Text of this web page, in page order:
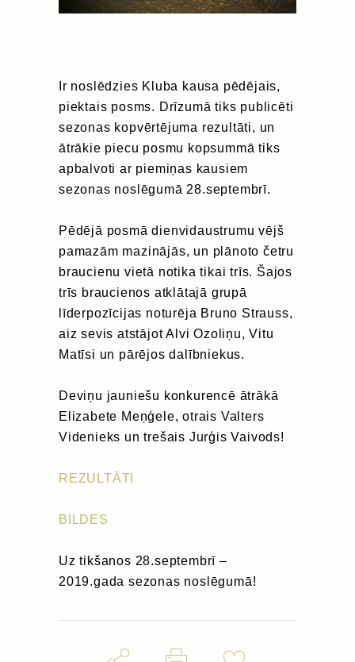
Ir noslēdzies Kluba kausa pēdējais,
piektais posms. Drīzumā tiks publicēti
sezonas kopvērtējuma rezultāti, un
ātrākie piecu posmu kopsummā tiks
apbalvoti ar piemiņas kausiem
sezonas noslēgumā 28.septembrī.
Pēdējā posmā dienvidaustrumu vējš
pamazām mazinājās, un plānoto četru
braucienu vietā notika tikai trīs. Šajos
trīs braucienos atklātajā grupā
līderpozīcijas noturēja Bruno Strauss,
aiz sevis atstājot Alvi Ozoliņu, Vitu
Matīsi un pārējos dalībniekus.
Deviņu jauniešu konkurencē ātrākā
Elizabete Meņģele, otrais Valters
Videnieks un trešais Jurģis Vaivods!
REZULTĀTI
BILDES
Uz tikšanos 28.septembrī –
2019.gada sezonas noslēgumā!